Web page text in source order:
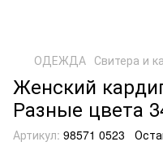
ОДЕЖДА Свитера и
Женский
Разные цвета
Артикул: 98571 0523